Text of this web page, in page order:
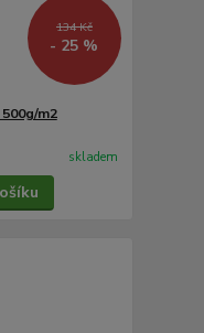
134 Kč
- 25 %
m2
skladem